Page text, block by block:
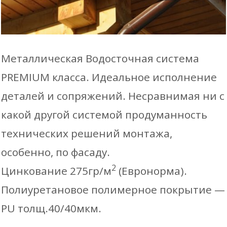
белый
коричневый
оцинк.
В КОРЗИНУ
товара
150mm
Труба
130 mm Угол желоба внутренний
90 гр.
₽
130 mm Угол желоба наружный
130 гр.
798
₽
130 mm Угол желоба внутренний
130 гр.
130 mm Воронка желоба
100mm Колено воронки
Металлическая Водосточная система
PREMIUM класса. Идеальное исполнение
деталей и сопряжений. Несравнимая ни с
какой другой системой продуманность
технических решений монтажа,
особенно, по фасаду.
Цинкование 275гр/м2 (Евронорма).
Полиуретановое полимерное покрытие —
PU толщ.40/40мкм.